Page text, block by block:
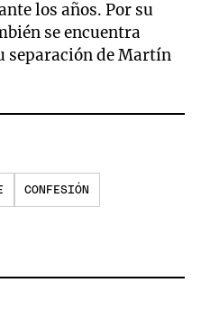
los años. Por su
se encuentra
separación de Martín
CONFESIÓN